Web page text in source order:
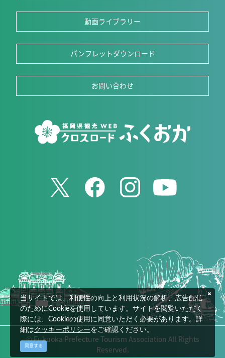
動画ライブラリー
パンフレットダウンロード
お問い合わせ
© Fukuoka Prefecture Tourism Association All Rights
Reserved.
当サイトでは、利便性の向上と利用状況の解析、広告配信
のためにCookieを使用しています。サイトを閲覧いただく
際には、Cookieの使用に同意いただく必要があります。詳
細はクッキーポリシーをご確認ください。
同意する